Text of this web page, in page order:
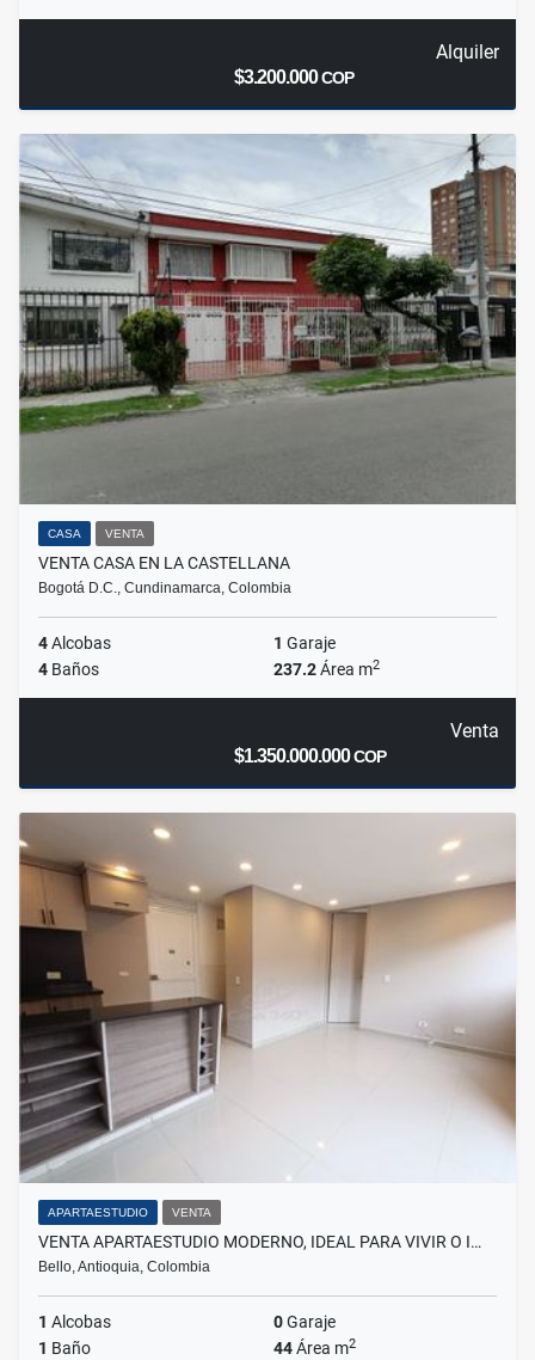
Alquiler
$3.200.000COP
CASA VENTA
VENTA CASA EN LA CASTELLANA
Bogotá D.C., Cundinamarca, Colombia
4Alcobas 1 Garaje
4 Baños 237.2Área m2
Venta
$1.350.000.000COP
APARTAESTUDIO VENTA
VENTA APARTAESTUDIO MODERNO, IDEAL PARA VIVIR O I…
Bello, Antioquia, Colombia
1 Alcobas 0Garaje
1 Baño 44Área m2